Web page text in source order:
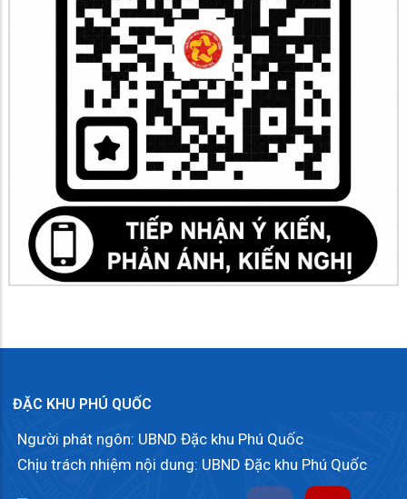
ĐẶC KHU PHÚ QUỐC
Người phát ngôn: UBND Đặc khu Phú Quốc
Chịu trách nhiệm nội dung: UBND Đặc khu Phú Quốc